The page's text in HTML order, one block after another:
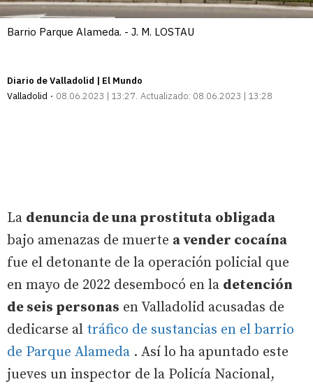
Barrio Parque Alameda. - J. M. LOSTAU
Diario de Valladolid | El Mundo
Valladolid
08.06.2023 | 13:27 Actualizado: 08.06.2023 | 13:28
La denuncia de una prostituta obligada
bajo amenazas de muerte a vender cocaína
fue el detonante de la operación policial que
en mayo de 2022 desembocó en la detención
de seis personas en Valladolid acusadas de
dedicarse al tráfico de sustancias en el barrio
de Parque Alameda . Así lo ha apuntado este
jueves un inspector de la Policía Nacional,